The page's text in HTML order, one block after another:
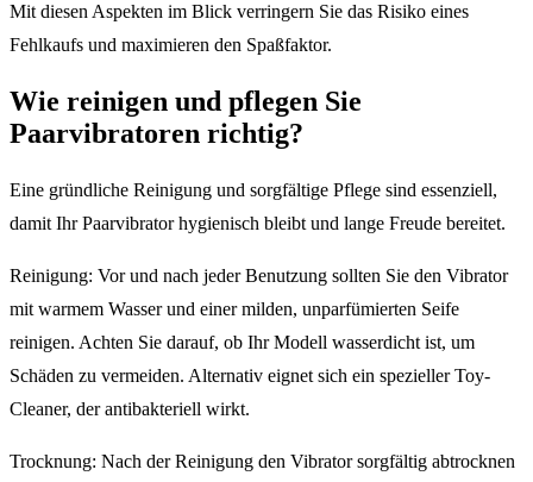
Mit diesen Aspekten im Blick verringern Sie das Risiko eines
Fehlkaufs und maximieren den Spaßfaktor.
Wie reinigen und pflegen Sie
Paarvibratoren richtig?
Eine gründliche Reinigung und sorgfältige Pflege sind essenziell,
damit Ihr Paarvibrator hygienisch bleibt und lange Freude bereitet.
Reinigung: Vor und nach jeder Benutzung sollten Sie den Vibrator
mit warmem Wasser und einer milden, unparfümierten Seife
reinigen. Achten Sie darauf, ob Ihr Modell wasserdicht ist, um
Schäden zu vermeiden. Alternativ eignet sich ein spezieller Toy-
Cleaner, der antibakteriell wirkt.
Trocknung: Nach der Reinigung den Vibrator sorgfältig abtrocknen